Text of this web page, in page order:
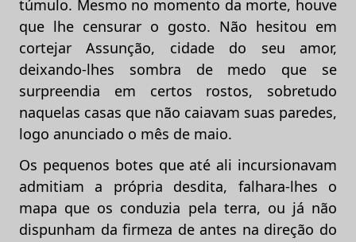
túmulo. Mesmo no momento da morte, houve
que lhe censurar o gosto. Não hesitou em
cortejar Assunção, cidade do seu amor,
deixando-lhes sombra de medo que se
surpreendia em certos rostos, sobretudo
naquelas casas que não caiavam suas paredes,
logo anunciado o mês de maio.
Os pequenos botes que até ali incursionavam
admitiam a própria desdita, falhara-lhes o
mapa que os conduzia pela terra, ou já não
dispunham da firmeza de antes na direção do